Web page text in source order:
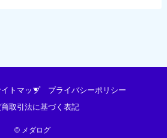
トマップ
プライバシーポリシー
取引法に基づく表記
© メダログ